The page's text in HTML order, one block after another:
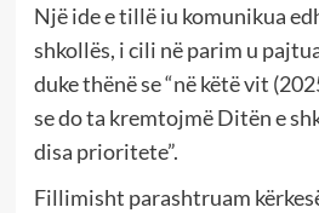
Një ide e tillë iu komunikua
shkollës, i cili në parim u
duke thënë se “në këtë vit
se do ta kremtojmë Ditën e
disa prioritete”.
Fillimisht parashtruam